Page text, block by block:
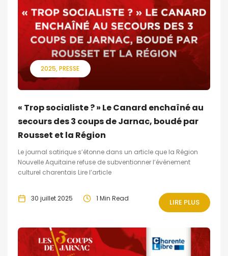
2025 PRESSE
« Trop socialiste ? » Le Canard enchaîné au
secours des 3 coups de Jarnac, boudé par
Rousset et la Région
Le journal satirique s’étonne dans un article que la Région
Nouvelle Aquitaine refuse de subventionner l’événement
culturel charentais Lire l’article
30 juillet 2025 1 Min Read LIRE PLUS